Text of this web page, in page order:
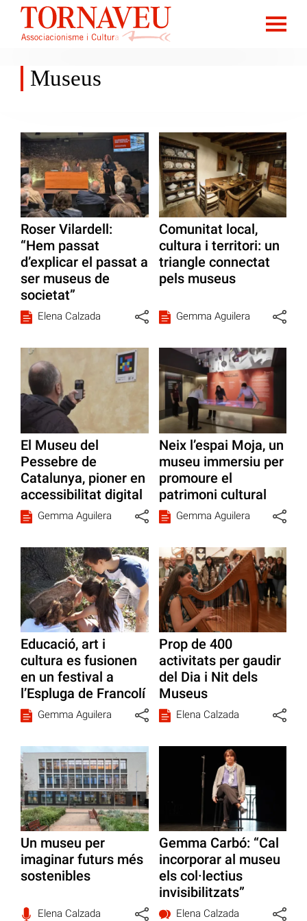
Museus
Roser Vilardell:
“Hem passat
d’explicar el passat a
ser museus de
societat”
Elena Calzada
Comunitat local,
cultura i territori: un
triangle connectat
pels museus
Gemma Aguilera
El Museu del
Pessebre de
Catalunya, pioner en
accessibilitat digital
Gemma Aguilera
Neix l’espai Moja, un
museu immersiu per
promoure el
patrimoni cultural
Gemma Aguilera
Educació, art i
cultura es fusionen
en un festival a
l’Espluga de Francolí
Gemma Aguilera
Prop de 400
activitats per gaudir
del Dia i Nit dels
Museus
Elena Calzada
Un museu per
imaginar futurs més
sostenibles
Elena Calzada
Gemma Carbó: “Cal
incorporar al museu
els col·lectius
invisibilitzats”
Elena Calzada